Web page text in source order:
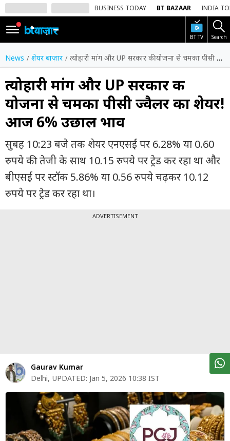
BUSINESS TODAY BT BAZAAR INDIA
BT TV Search
SIGN
IN
Dark
Mode
होम
शेयर
वीडियो
ट्रेंडिंग
बिजनेस
शेयर
बाज़ार
ट्रेंडिंग
बिजनेस
न्यूज
News शेयर बाज़ार त्योहारी मांग और UP सरकार की योजना से चमका पीसी ज्वैलर का शेयर! आज 6% उछाल भाव
त्योहारी मांग और UP सरकार की
योजना से चमका पीसी ज्वैलर का शेयर!
आज 6% उछाल भाव
सुबह 10:23 बजे तक शेयर एनएसई पर 6.28% या 0.60
रुपये की तेजी के साथ 10.15 रुपये पर ट्रेड कर रहा था और
बीएसई पर स्टॉक 5.86% या 0.56 रुपये चढ़कर 10.12
रुपये पर ट्रेड कर रहा था।
ADVERTISEMENT
Gaurav Kumar
Delhi, UPDATED: Jan 5, 2026 10:38 IST